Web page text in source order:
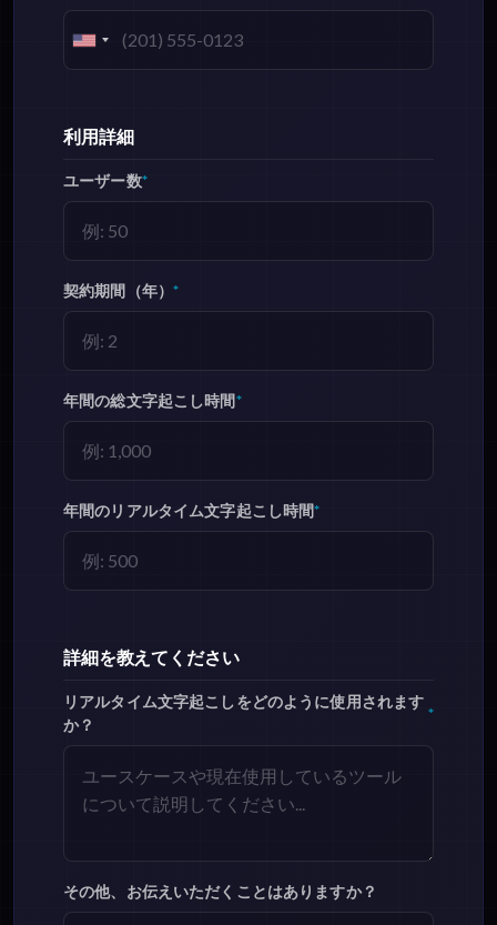
利用詳細
ユーザー数*
契約期間（年） *
年間の総文字起こし時間*
年間のリアルタイム文字起こし時間*
詳細を教えてください
リアルタイム文字起こしをどのように使用されます
か？
*
その他、お伝えいただくことはありますか？